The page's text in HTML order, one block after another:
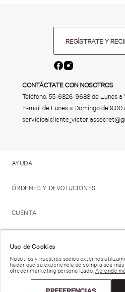
Uso de Cookies
Nosotros y nuestros socios externos
hacer que su experiencia de compra sea
ofrecer marketing personalizado. Aprende
REGÍSTRATE Y
CONTÁCTATE CON NOSOTROS
Teléfono:55-6826-9688de Lunes a
E-mail de Lunes a Domingo de 9:00
AYUDA
ÓRDENES Y DEVOLUCIONES
CUENTA
Términos de Uso |Privacidad y Seguridad |
Derechos de Privacidad |Preferencias de anuncios |